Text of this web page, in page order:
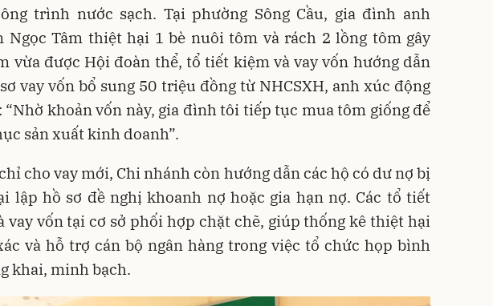
trình nước sạch. Tại phường Sông Cầu, gia đình anh
Ngọc Tâm thiệt hại 1 bè nuôi tôm và rách 2 lồng tôm gây
vừa được Hội đoàn thể, tổ tiết kiệm và vay vốn hướng dẫn
vay vốn bổ sung 50 triệu đồng từ NHCSXH, anh xúc động
“Nhờ khoản vốn này, gia đình tôi tiếp tục mua tôm giống để
sản xuất kinh doanh”.
cho vay mới, Chi nhánh còn hướng dẫn các hộ có dư nợ bị
lập hồ sơ đề nghị khoanh nợ hoặc gia hạn nợ. Các tổ tiết
vay vốn tại cơ sở phối hợp chặt chẽ, giúp thống kê thiệt hại
và hỗ trợ cán bộ ngân hàng trong việc tổ chức họp bình
khai, minh bạch.